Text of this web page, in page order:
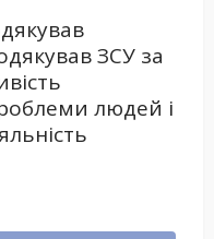
ЗСУ за
людей і